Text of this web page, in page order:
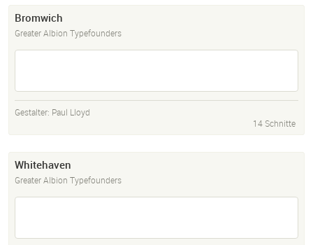
Bromwich
Greater Albion Typefounders
Gestalter: Paul Lloyd
14 Schnitte
Whitehaven
Greater Albion Typefounders